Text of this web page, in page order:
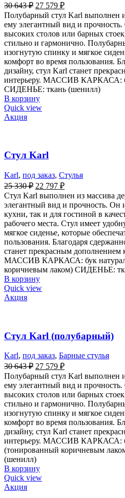
30 643₽ 27 579 ₽
Полубарный стул Karl выполнен
ему элегантный вид и
высоких столов или барных
стильно и гармонично.
изогнутую спинку и мягкое
комфорт во время пользования.
дизайну, стул Karl станет
интерьеру. МАССИВ КАРКАСА:
СИДЕНЬЕ: ткань (шенилл)
В корзину
Quick view
Акция
Стул Karl
Karl, под заказ, Стулья
25 330₽ 22 797 ₽
Стул Karl выполнен из массива
элегантный вид и прочность. Он
кухни, так и для гостиной в
рабочего места. Стул имеет
мягкое сиденье, которые
пользования. Благодаря
станет прекрасным дополнением
МАССИВ КАРКАСА: бук
коричневым лаком) СИДЕНЬЕ:
В корзину
Quick view
Акция
Стул Karl (полубарный)
Karl, под заказ, Барные стулья
30 643₽ 27 579 ₽
Полубарный стул Karl выполнен
ему элегантный вид и
высоких столов или барных
стильно и гармонично.
изогнутую спинку и мягкое
комфорт во время пользования.
дизайну, стул Karl станет
интерьеру. МАССИВ КАРКАСА:
(тонированный коричневым
(шенилл)
В корзину
Quick view
Акция